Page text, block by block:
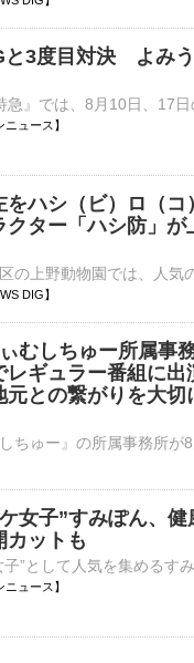
と3度目対決 よみ
ュース】
をハシ（ビ）ロ（
ター「ハシ防」が
DIG】
むしちゅー所属事
ギュラー番組に出
元との繋がりを大切
女子”すみぽん、
ットも
ュース】